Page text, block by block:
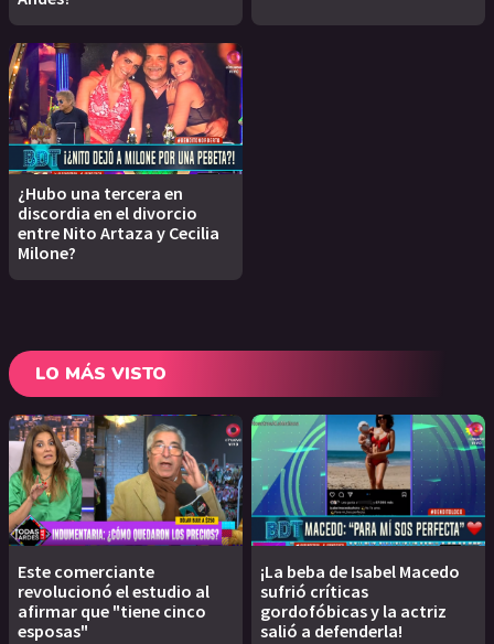
¿Hubo una tercera en
discordia en el divorcio
entre Nito Artaza y Cecilia
Milone?
LO MÁS VISTO
Este comerciante
revolucionó el estudio al
afirmar que "tiene cinco
esposas"
¡La beba de Isabel Macedo
sufrió críticas
gordofóbicas y la actriz
salió a defenderla!